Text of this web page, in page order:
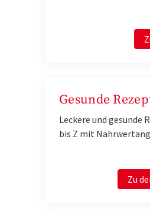
Gesunde
Leckere und gesunde
bis Z mit
Zu